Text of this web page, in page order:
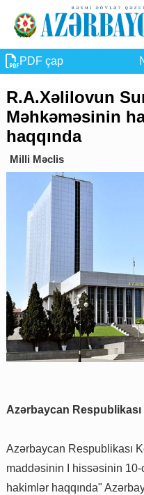
PDF çap
R.A.Xəlilovun
Məhkəməsinin
haqqında
Milli Məclis
Azərbaycan
Azərbaycan Respublikası
maddəsinin I hissəsinin
hakimlər haqqında"